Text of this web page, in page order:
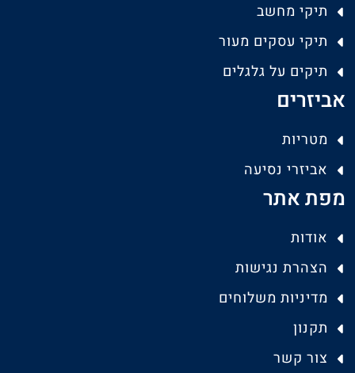
תיקי מחשב
תיקי עסקים מעור
תיקים על גלגלים
אביזרים
מטריות
אביזרי נסיעה
מפת אתר
אודות
הצהרת נגישות
מדיניות משלוחים
תקנון
צור קשר